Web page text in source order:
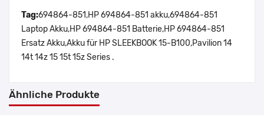
Tag:694864-851,HP 694864-851 akku,694864-851
Laptop Akku,HP 694864-851 Batterie,HP 694864-851
Ersatz Akku,Akku für HP SLEEKBOOK 15-B100,Pavilion 14
14t 14z 15 15t 15z Series .
Ähnliche Produkte